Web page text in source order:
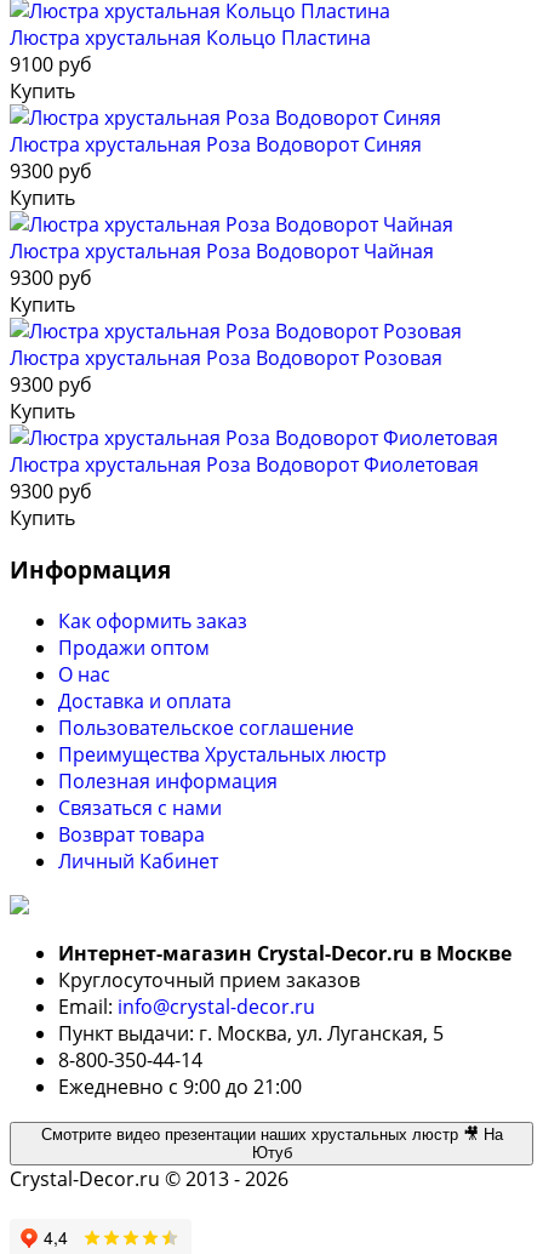
Люстра хрустальная Кольцо Пластина
9100 руб
Купить
Люстра хрустальная Роза Водоворот Синяя
9300 руб
Купить
Люстра хрустальная Роза Водоворот Чайная
9300 руб
Купить
Люстра хрустальная Роза Водоворот Розовая
9300 руб
Купить
Люстра хрустальная Роза Водоворот Фиолетовая
9300 руб
Купить
Информация
Как оформить заказ
Продажи оптом
О нас
Доставка и оплата
Пользовательское соглашение
Преимущества Хрустальных люстр
Полезная информация
Связаться с нами
Возврат товара
Личный Кабинет
Интернет-магазин Crystal-Decor.ru в Москве
Круглосуточный прием заказов
Email: info@crystal-decor.ru
Пункт выдачи: г. Москва, ул. Луганская, 5
8-800-350-44-14
Ежедневно с 9:00 до 21:00
Смотрите видео презентации наших хрустальных люстр 🎥 На
Ютуб
Crystal-Decor.ru © 2013 - 2026